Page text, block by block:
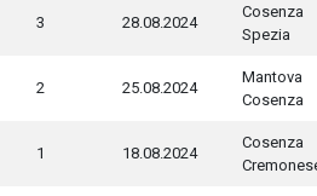
3 28.08.2024
Cosenza
Spezia
2 25.08.2024
Mantova
Cosenza
1 18.08.2024
Cosenza